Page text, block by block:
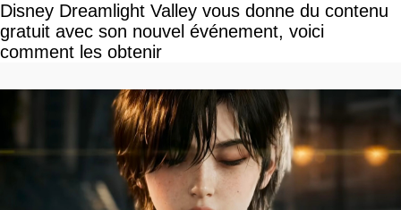
Disney Dreamlight Valley vous donne du contenu
gratuit avec son nouvel événement, voici
comment les obtenir